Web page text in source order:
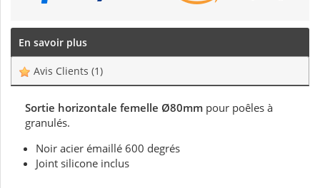
En savoir plus
Avis Clients (1)
Sortie horizontale femelle Ø80mm pour poêles à
granulés.
Noir acier émaillé 600 degrés
Joint silicone inclus